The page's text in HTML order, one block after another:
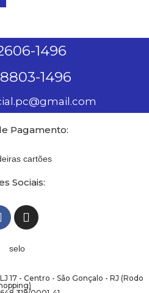
1496
1496
Pagamento:
Sociais:
17 - Centro - São Gonçalo - RJ (Rodo